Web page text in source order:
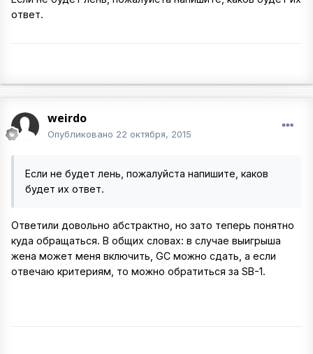
ответ.
weirdo
Опубликовано 22 октября, 2015
Если не будет лень, пожалуйста напишите, каков
будет их ответ.
Ответили довольно абстрактно, но зато теперь понятно
куда обращаться. В общих словах: в случае выигрыша
жена может меня включить, GC можно сдать, а если
отвечаю критериям, то можно обратиться за SB-1.